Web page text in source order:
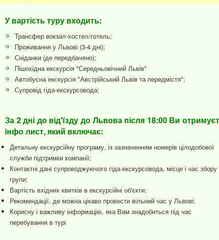
У вартість туру входить:
Трансфер вокзал-хостел/готель;
Проживання у Львові (3-4 дні);
Сніданки (де передбачено);
Пішохідна екскурсія "Середньовічний Львів"
Автобусна екскурсія "Австрійський Львів та передмістя";
Супровід гіда-екскурсовода;
За 2 дні до від'їзду до Львова після 18:00 Ви
інфо лист, який включає:
Детальну екскурсійну програму, із зазначенням номерів цілодобової
служби підтримки компанії;
Контактні дані супроводжуючого гіда-екскурсовода, місце і час збору
групи;
Вартість вхідних квитків в екскурсійні об'єкти;
Рекомендації, де можна цікаво провести вільний час у Львові;
Корисну і важливу інформацію, яка Вам знадобиться під час
перебування в турі